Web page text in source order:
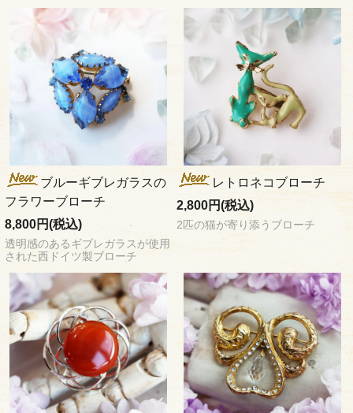
ブルーギブレガラスの
フラワーブローチ
8,800円(税込)
透明感のあるギブレガラスが使用
された西ドイツ製ブローチ
レトロネコブローチ
2,800円(税込)
2匹の猫が寄り添うブローチ